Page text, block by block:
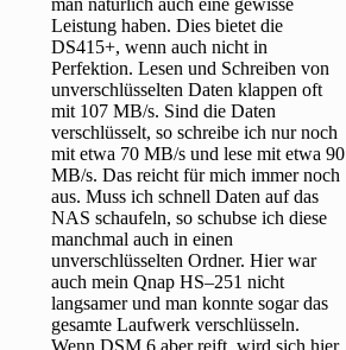
Leistung haben. Dies bietet die
DS415+, wenn auch nicht in
Perfektion. Lesen und Schreiben von
unverschlüsselten Daten klappen oft
mit 107 MB/s. Sind die Daten
verschlüsselt, so schreibe ich nur noch
mit etwa 70 MB/s und lese mit etwa 90
MB/s. Das reicht für mich immer noch
aus. Muss ich schnell Daten auf das
NAS schaufeln, so schubse ich diese
manchmal auch in einen
unverschlüsselten Ordner. Hier war
auch mein Qnap HS–251 nicht
langsamer und man konnte sogar das
gesamte Laufwerk verschlüsseln.
Wenn DSM 6 aber reift, wird sich hier